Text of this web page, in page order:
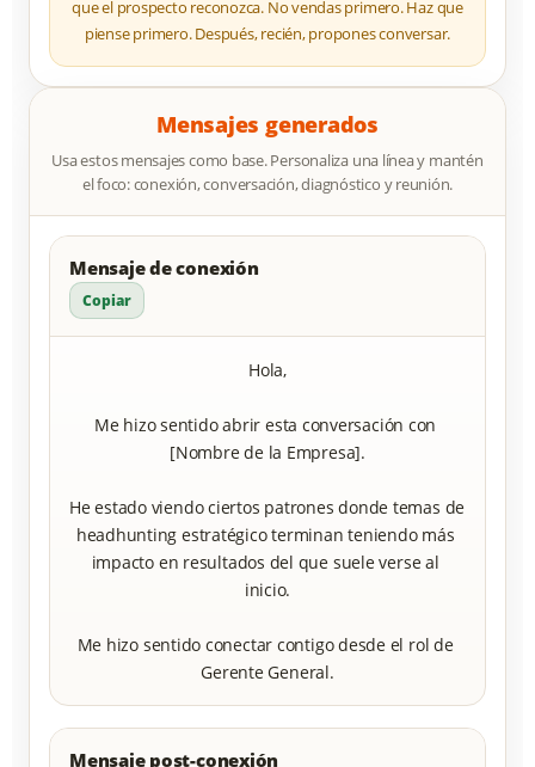
que el prospecto reconozca. No vendas primero. Haz que
piense primero. Después, recién, propones conversar.
Mensajes generados
Usa estos mensajes como base. Personaliza una línea y mantén
el foco: conexión, conversación, diagnóstico y reunión.
Mensaje de conexión
Copiar
Hola,
Me hizo sentido abrir esta conversación con
[Nombre de la Empresa].
He estado viendo ciertos patrones donde temas de
headhunting estratégico terminan teniendo más
impacto en resultados del que suele verse al
inicio.
Me hizo sentido conectar contigo desde el rol de
Gerente General.
Mensaje post-conexión